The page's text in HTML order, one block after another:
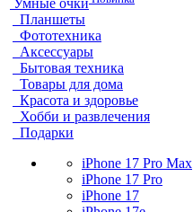
Умные очки
Планшеты
Фототехника
Аксессуары
Бытовая техника
Товары для дома
Красота и здоровье
Хобби и развлечения
Подарки
iPhone 17 Pro Max
iPhone 17 Pro
iPhone 17